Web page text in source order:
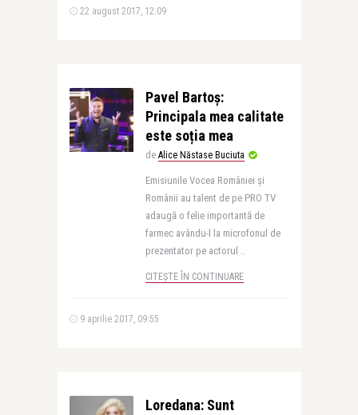
22 august 2017, 12:09
Pavel Bartoș:
Principala mea calitate
este soția mea
de Alice Năstase Buciuta
Emisiunile Vocea României și
Românii au talent de pe PRO TV
adaugă o felie importantă de
farmec avându-l la microfonul de
prezentator pe actorul ..
CITEȘTE ÎN CONTINUARE
9 aprilie 2017, 09:55
Loredana: Sunt